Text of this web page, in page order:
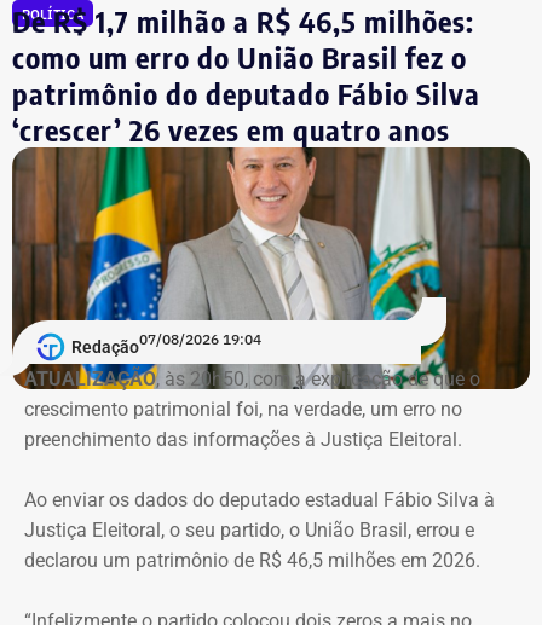
vereadores e secretários, obtendo vantagens em
contratos públicos. O empresário responde ao processo.
Antes disso, o nome de Clébio Jacaré também apareceu
nas investigações da Operação Favorito, que apurou um
esquema de desvios de recursos públicos durante a
pandemia de Covid-19. Conforme a denúncia do MP, uma
empresa ligada ao empresário teria sido utilizada em
movimentações financeiras investigadas no caso.
Declaração de bens do deputado Rafael Nobre em 2022 — Foto:
Reprodução/Divulgacand
comprometeu a quitar outros R$ 18,9 mil poucos dias
depois. O restante do valor da compra foi financiado pela
Caixa Econômica Federal.
Imóvel de Eduardo Bolsonaro será leiloado por um valor 36% menor ao que
O apartamento que vai à leilão fica na Avenida Pasteu e
tem cerca de 101 metros quadrados. O imóvel se
Baía de Guanabara.
POLÍTICA
De R$ 1,7 milhão a R$ 46,5 milhões:
como um erro do União Brasil fez o
patrimônio do deputado Fábio Silva
‘crescer’ 26 vezes em quatro anos
Redação07/08/2026 19:04
ATUALIZAÇÃO, às 20h50, com a explicação de que o
crescimento patrimonial foi, na verdade, um erro no
preenchimento das informações à Justiça Eleitoral.
Ao enviar os dados do deputado estadual Fábio Silva à
Justiça Eleitoral, o seu partido, o União Brasil, errou e
declarou um patrimônio de R$ 46,5 milhões em 2026.